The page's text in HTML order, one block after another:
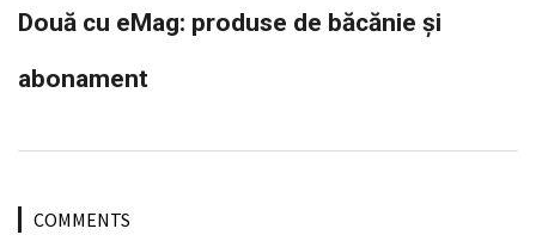
Două cu eMag: produse de băcănie și
abonament
COMMENTS